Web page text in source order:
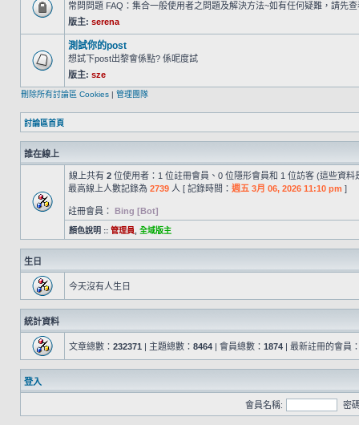
常問問題 FAQ：集合一般使用者之問題及解決方法~如有任何疑難，請先
版主: serena
測試你的post
想試下post出黎會係點? 係呢度試
版主: sze
刪除所有討論區 Cookies | 管理團隊
討論區首頁
誰在線上
線上共有 2 位使用者：1 位註冊會員、0 位隱形會員和 1 位訪客 (這些資
最高線上人數記錄為 2739 人 [ 記錄時間： 週五 3月 06, 2026 11:10 pm ]
註冊會員： Bing [Bot]
顏色說明 :: 管理員 全域版主
生日
今天沒有人生日
統計資料
文章總數： 232371 | 主題總數： 8464 | 會員總數： 1874 | 最新註冊的會員
登入
會員名稱: 密